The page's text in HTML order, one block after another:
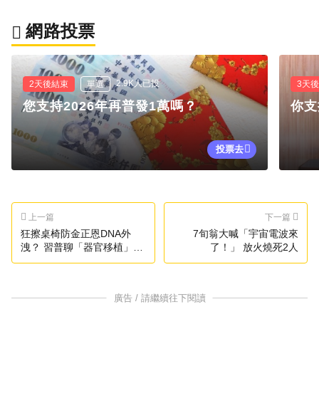
網路投票
2天後結束 單選 2.9K人已投
您支持2026年再普發1萬嗎？
投票去
3天
你
上一篇
狂擦桌椅防金正恩DNA外
洩？ 習普聊「器官移植」全
曝光
下一篇
7旬翁大喊「宇宙電波來
了！」 放火燒死2人
廣告 / 請繼續往下閱讀